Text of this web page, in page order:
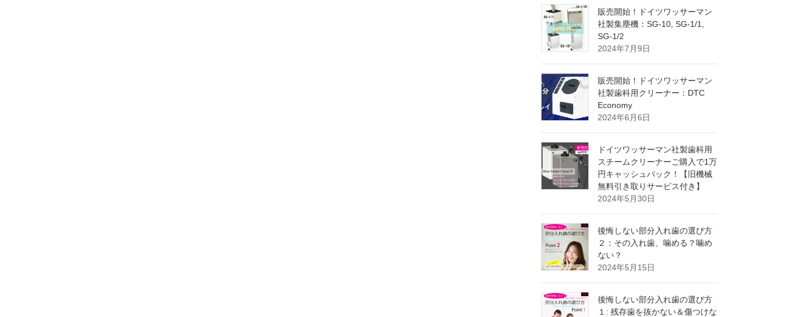
販売開始！ドイツワッサーマン
社製集塵機：SG-10, SG-1/1,
SG-1/2
2024年7月9日
販売開始！ドイツワッサーマン
社製歯科用クリーナー：DTC
Economy
2024年6月6日
ドイツワッサーマン社製歯科用
スチームクリーナーご購入で1万
円キャッシュバック！【旧機械
無料引き取りサービス付き】
2024年5月30日
後悔しない部分入れ歯の選び方
２：その入れ歯、噛める？噛め
ない？
2024年5月15日
後悔しない部分入れ歯の選び方
１: 残存歯を抜かない＆傷つけな